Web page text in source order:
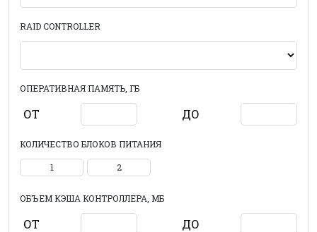
RAID CONTROLLER
ОПЕРАТИВНАЯ ПАМЯТЬ, ГБ
ОТ ДО
КОЛИЧЕСТВО БЛОКОВ ПИТАНИЯ
1 2
ОБЪЕМ КЭША КОНТРОЛЛЕРА, МБ
ОТ ДО